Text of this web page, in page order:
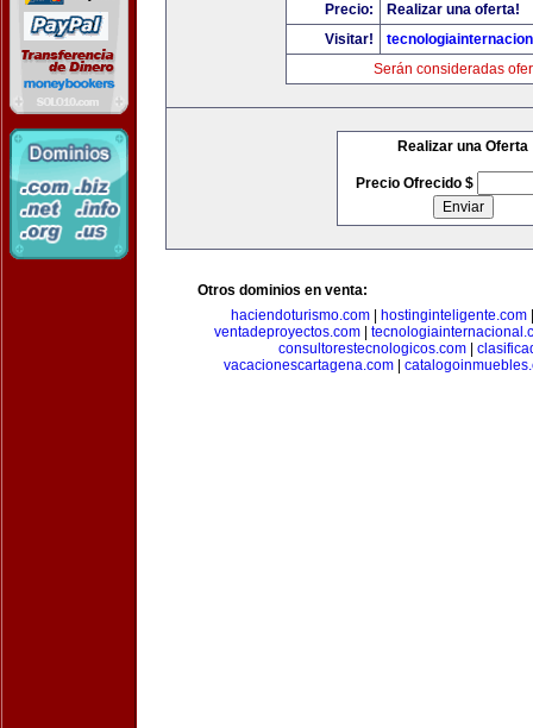
Precio:
Realizar una oferta!
Visitar!
Serán consideradas
Realizar una Oferta
Precio Ofrecido $
Otros dominios en venta:
haciendoturismo.com
hostinginteligente.com
ventadeproyectos.com|
consultorestecnologicos.com
vacacionescartagena.com